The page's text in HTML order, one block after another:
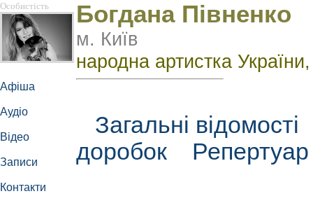
Особистість
Афіша
Аудіо
Відео
Записи
Контакти
Богдана Півненко
м. Київ
народна артистка
Загальні відомості
доробок